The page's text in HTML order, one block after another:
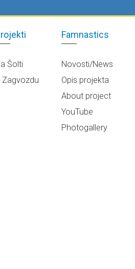
Šolti
Zagvozdu
Famnastics
Novosti/News
Opis projekta
About project
YouTube
Photogallery